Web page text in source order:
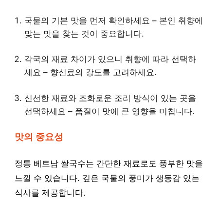
국물의 기본 맛을 먼저 확인하세요 – 본인 취향에
맞는 맛을 찾는 것이 중요합니다.
각국의 재료 차이가 있으니 취향에 따라 선택하
세요 – 향신료의 강도를 고려하세요.
신선한 재료와 조화로운 조리 방식이 있는 곳을
선택하세요 – 품질이 맛에 큰 영향을 미칩니다.
맛의 중요성
정통 베트남 쌀국수는 간단한 재료로도 풍부한 맛을
느낄 수 있습니다. 깊은 국물의 풍미가 생동감 있는
식사를 제공합니다.